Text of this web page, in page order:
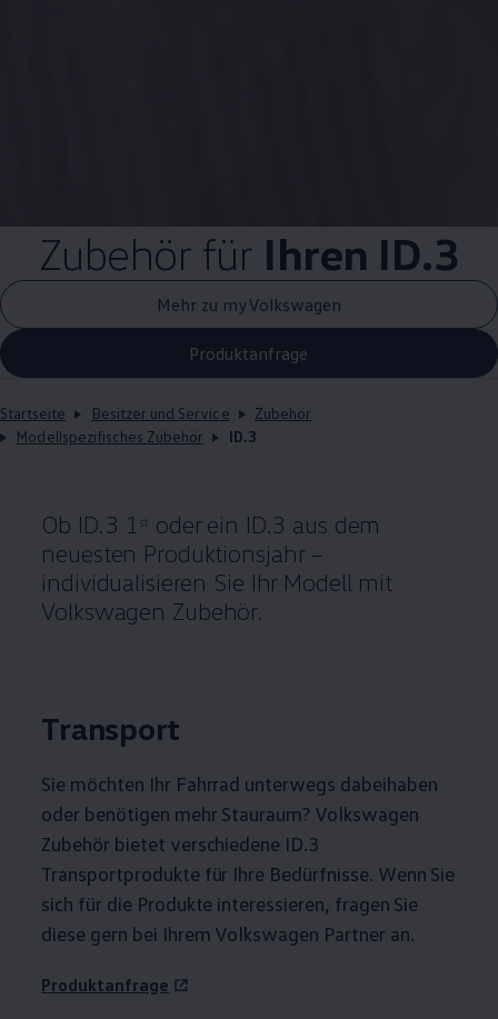
Zubehörfür Ihren ID.3
Mehr zu myVolkswagen
Produktanfrage
Startseite Besitzer und Service
Zubehör
Modellspezifisches Zubehör
ID.3
Ob ID.3 1 st oder ein ID.3 aus dem
neuesten Produktionsjahr –
individualisieren Sie Ihr Modell mit
Volkswagen Zubehör.
Transport
Sie möchten Ihr Fahrrad unterwegs dabeihaben
oder benötigen mehr Stauraum? Volkswagen
Zubehör bietet verschiedene ID.3
Transportprodukte für Ihre Bedürfnisse. Wenn Sie
sich für die Produkte interessieren, fragen Sie
diese gern bei Ihrem Volkswagen Partner an.
Produktanfrage